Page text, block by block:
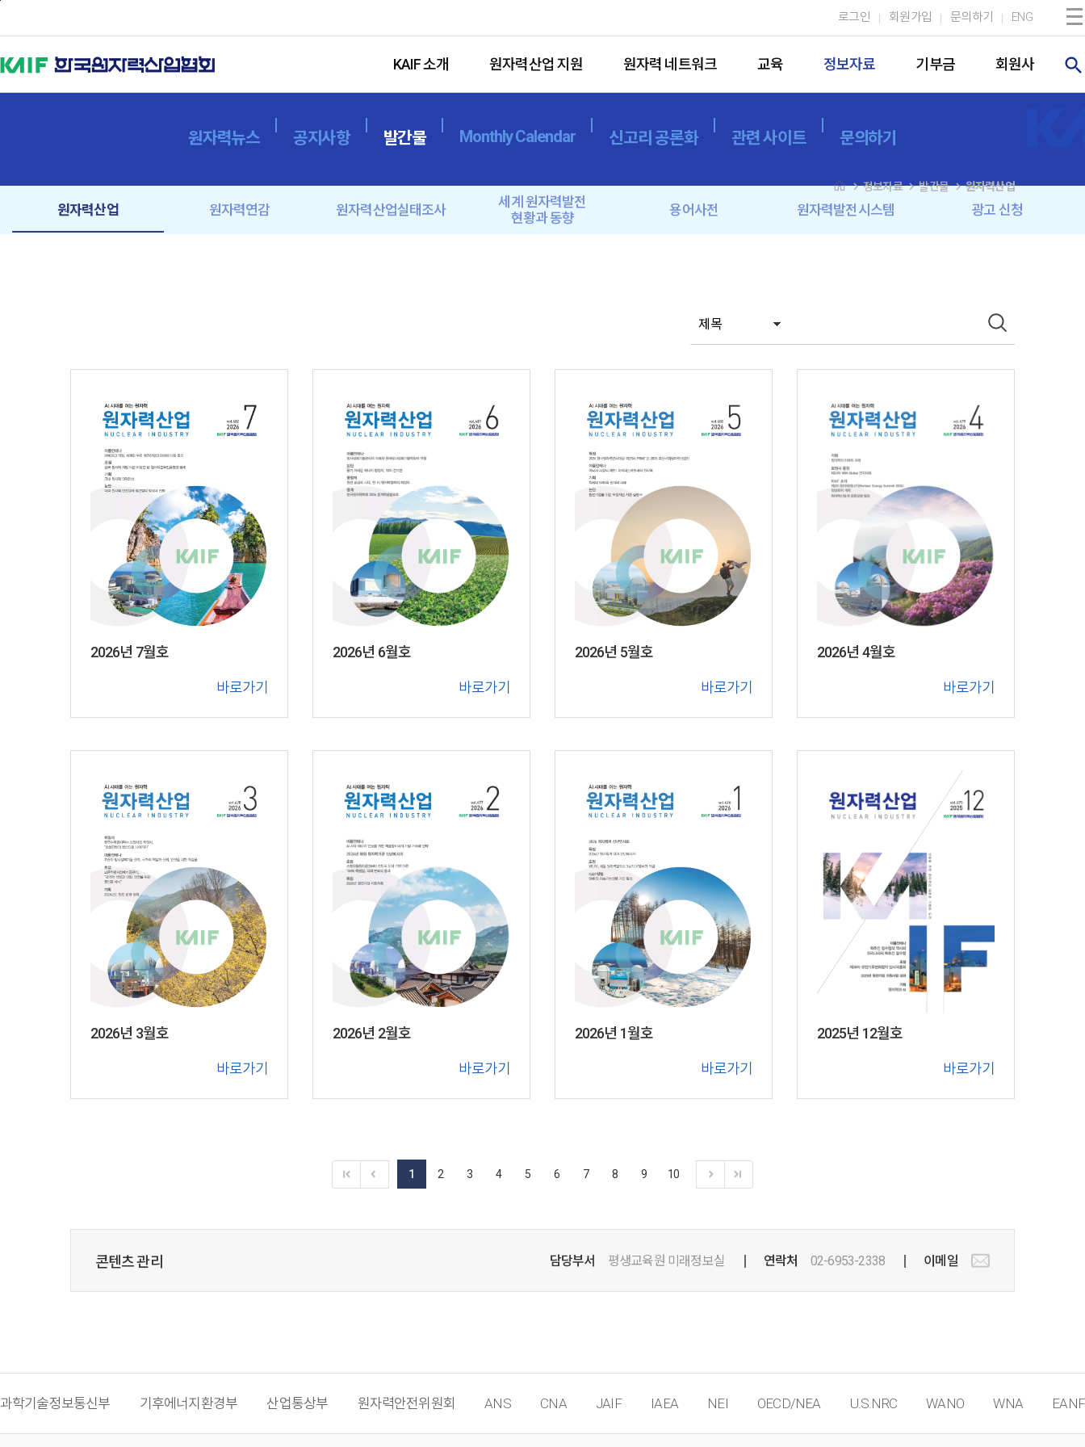
로그인 회원가입 문의하기 ENG
KAIF 소개 원자력산업 지원 원자력 네트워크 교육 정보자료 기부금 회원사 search
원자력뉴스 공지사항 발간물 Monthly Calendar 신고리 공론화 관련 사이트 문의하기
원자력산업 원자력연감 원자력산업실태조사
세계 원자력발전
현황과 동향
용어사전 원자력발전시스템 광고 신청
navigate_next정보자료navigate_next발간물navigate_next원자력산업
2026년 7월호
바로가기
2026년 6월호
바로가기
2026년 5월호
바로가기
2026년 4월호
바로가기
2026년 3월호
바로가기
2026년 2월호
바로가기
2026년 1월호
바로가기
2025년 12월호
바로가기
1 2 3 4 5 6 7 8 9 10
콘텐츠 관리 담당부서 평생교육원 미래정보실 연락처 02-6953-2338 이메일
과학기술정보통신부 기후에너지환경부 산업통상부 원자력안전위원회 ANS CNA JAIF IAEA NEI OECD/NEA U.S.NRC WANO WNA EANF